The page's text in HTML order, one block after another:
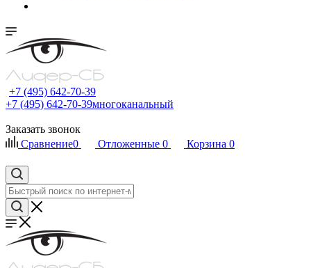
+7 (495) 642-70-39
+7 (495) 642-70-39многоканальный
Заказать звонок
Сравнение0 Отложенные 0 Корзина 0